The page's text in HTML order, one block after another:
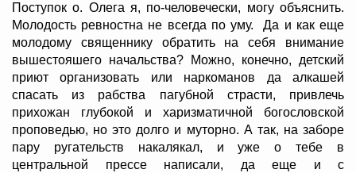
Поступок о. Олега я, по-человечески, могу объяснить.
Молодость ревностна не всегда по уму. Да и как еще
молодому священнику обратить на себя внимание
вышестояшего начальства? Можно, конечно, детский
приют организовать или наркоманов да алкашей
спасать из рабства пагубной страсти, привлечь
прихожан глубокой и харизматичной богословской
проповедью, но это долго и муторно. А так, на заборе
пару ругательств накалякал, и уже о тебе в
центральной прессе написали, да еще и с